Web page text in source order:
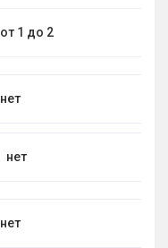
от 1 до 2
нет
нет
нет